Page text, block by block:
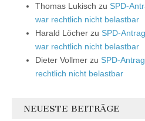
Thomas Lukisch zu SPD-
war rechtlich nicht belastbar
Harald Löcher zu SPD-
war rechtlich nicht belastbar
Dieter Vollmer zu SPD-
rechtlich nicht belastbar
NEUESTE BEITRÄGE